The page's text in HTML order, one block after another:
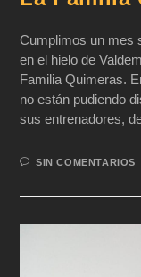
Cumplimos un mes
en el hielo de
Familia Quimeras.
no están pudiendo
sus entrenadores,
SIN COMENTARIOS